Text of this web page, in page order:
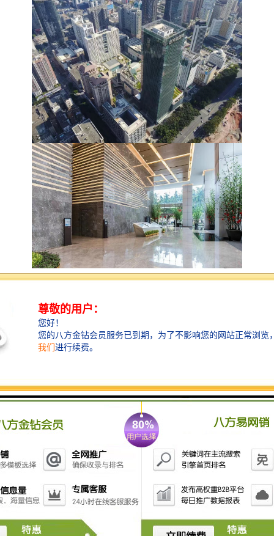
【枢纽】：项目离福田口岸八8分钟车程
福田高铁站5分钟车程
宝安机场30分钟车程
地铁1号线华强路站C出口300米步行距离
1公里内覆盖地铁2号线华强北站及七号线华
11号线延长线规划路上海宾馆站
线，同事兼有机场快线功能